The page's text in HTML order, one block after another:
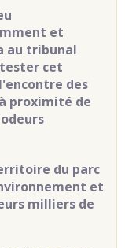
et
au tribunal
cet
des
proximité de
du parc
et
milliers de